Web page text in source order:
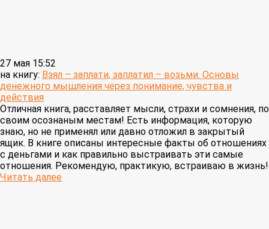
27 мая 15:52
на книгу: Взял – заплати, заплатил – возьми. Основы
денежного мышления через понимание, чувства и
действия
Отличная книга, расставляет мысли, страхи и сомнения, по
своим осознаным местам! Есть информация, которую
знаю, но не применял или давно отложил в закрытый
ящик. В книге описаны интересные факты об отношениях
с деньгами и как правильно выстраивать эти самые
отношения. Рекомендую, практикую, встраиваю в жизнь!
Читать далее